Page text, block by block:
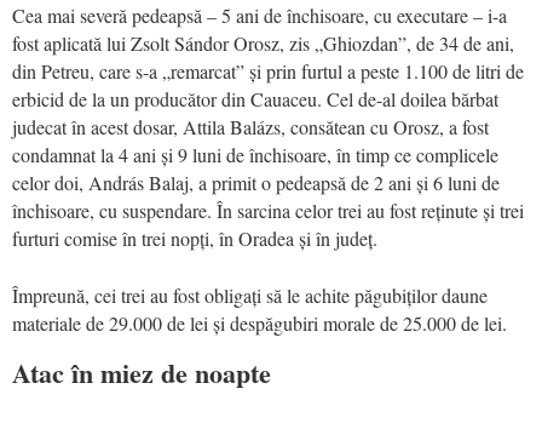
Cea mai severă pedeapsă – 5 ani de închisoare, cu executare – i-a
fost aplicată lui Zsolt Sándor Orosz, zis „Ghiozdan”, de 34 de ani,
din Petreu, care s-a „remarcat” și prin furtul a peste 1.100 de litri de
erbicid de la un producător din Cauaceu. Cel de-al doilea bărbat
judecat în acest dosar, Attila Balázs, consătean cu Orosz, a fost
condamnat la 4 ani și 9 luni de închisoare, în timp ce complicele
celor doi, András Balaj, a primit o pedeapsă de 2 ani și 6 luni de
închisoare, cu suspendare. În sarcina celor trei au fost reținute și trei
furturi comise în trei nopți, în Oradea și în județ.
Împreună, cei trei au fost obligați să le achite păgubiților daune
materiale de 29.000 de lei și despăgubiri morale de 25.000 de lei.
Atac în miez de noapte